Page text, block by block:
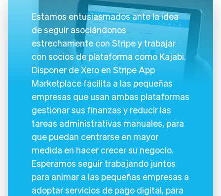
Estamos entusiasmados ante la idea
de seguir asociándonos
estrechamente con Stripe y trabajar
con socios de plataforma como Kajabi.
Disponer de Xero en Stripe App
Marketplace facilita a las pequeñas
empresas que usan ambas plataformas
gestionar sus finanzas y reducir las
tareas administrativas manuales, para
que puedan centrarse en mayor
medida en hacer crecer su negocio.
Esperamos seguir trabajando juntos
para animar a las pequeñas empresas a
adoptar servicios de pago digital, para